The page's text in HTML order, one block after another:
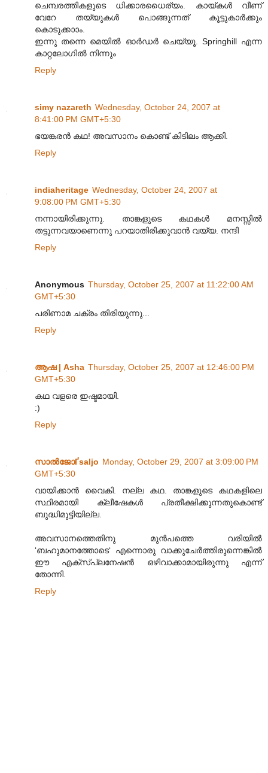
ചെമ്പരത്തികളുടെ ധിക്കാരധൈര്യം. കായ്കള്‍ വീണ്
വേറേ തയ്യുകള്‍ പൊങ്ങുന്നത് കൂട്ടുകാര്‍ക്കും
കൊടുക്കാ‍ാം.
ഇന്നു തന്നെ മെയില്‍ ഓര്‍ഡര്‍ ചെയ്യൂ. Springhill എന്ന
കാറ്റലോഗില്‍ നിന്നും
Reply
simy nazareth Wednesday, October 24, 2007 at
8:41:00 PM GMT+5:30
ഭയങ്കരന്‍ കഥ! അവസാനം കൊണ്ട് കിടിലം ആക്കി.
Reply
indiaheritage Wednesday, October 24, 2007 at
9:08:00 PM GMT+5:30
നന്നായിരിക്കുന്നു. താങ്കളുടെ കഥകള്‍ മനസ്സില്‍
തട്ടുന്നവയാണെന്നു പറയാതിരിക്കുവാന്‍ വയ്യ. നന്ദി
Reply
Anonymous Thursday, October 25, 2007 at 11:22:00 AM
GMT+5:30
പരിണാമ ചക്രം തിരിയുന്നു...
Reply
ആഷ | Asha Thursday, October 25, 2007 at 12:46:00 PM
GMT+5:30
കഥ വളരെ ഇഷ്ടമായി.
:)
Reply
സാല്‍ജോҐsaljo Monday, October 29, 2007 at 3:09:00 PM
GMT+5:30
വായിക്കാന്‍ വൈകി. നല്ല കഥ. താങ്കളുടെ കഥകളിലെ
സ്ഥിരമായി ക്ലീഷേകള്‍ പ്രതീക്ഷിക്കുന്നതുകൊണ്ട്
ബുദ്ധിമുട്ടിയില്ല.
അവസാനത്തെതിനു മുന്‍പത്തെ വരിയില്‍
‘ബഹുമാനത്തോടെ‘ എന്നൊരു വാക്കുചേര്‍ത്തിരുന്നെങ്കില്‍
ഈ എക്സ്പ്ലനേഷന്‍ ഒഴിവാക്കാമായിരുന്നു എന്ന്
തോന്നി.
Reply